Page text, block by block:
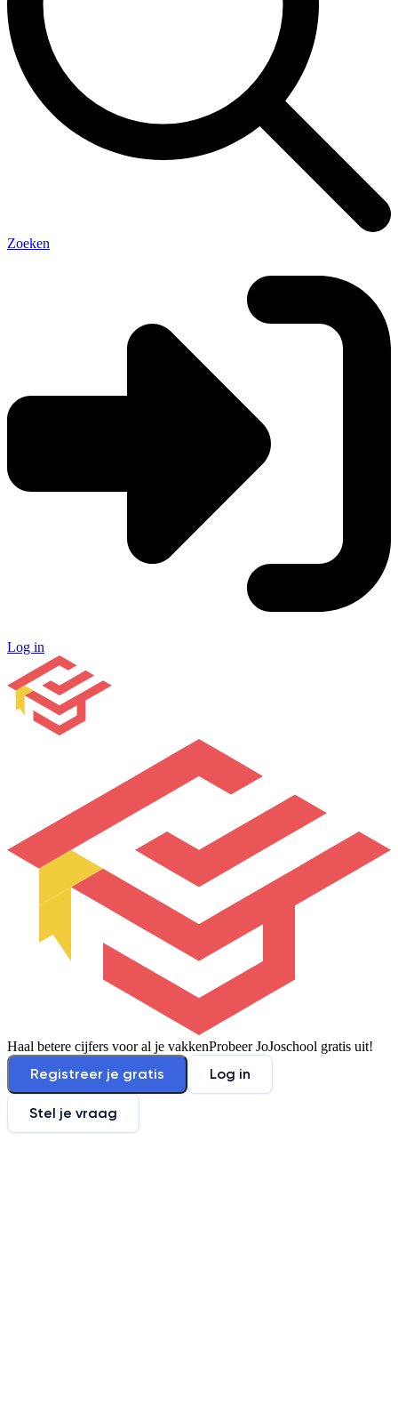
Zoeken
Log in
Haal betere cijfers voor al je vakkenProbeer JoJoschool gratis uit!
Registreer je gratis Log in
Stel je vraag